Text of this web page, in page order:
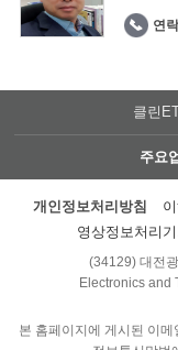
연
클린
주요
개인정보처리방침
영상정보처리
(34129) 대전
Electronics and
본 홈페이지에 게시된 이